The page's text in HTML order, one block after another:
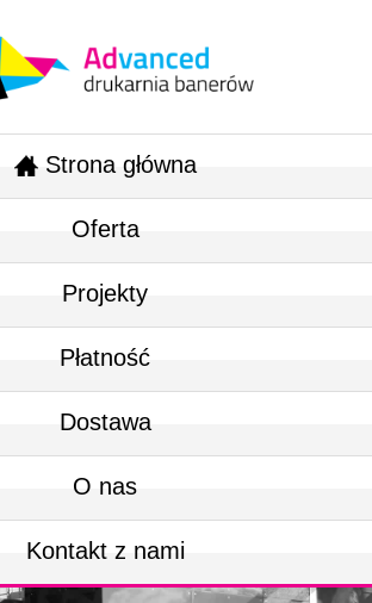
Strona główna
Oferta
Projekty
Płatność
Dostawa
O nas
Kontakt z nami